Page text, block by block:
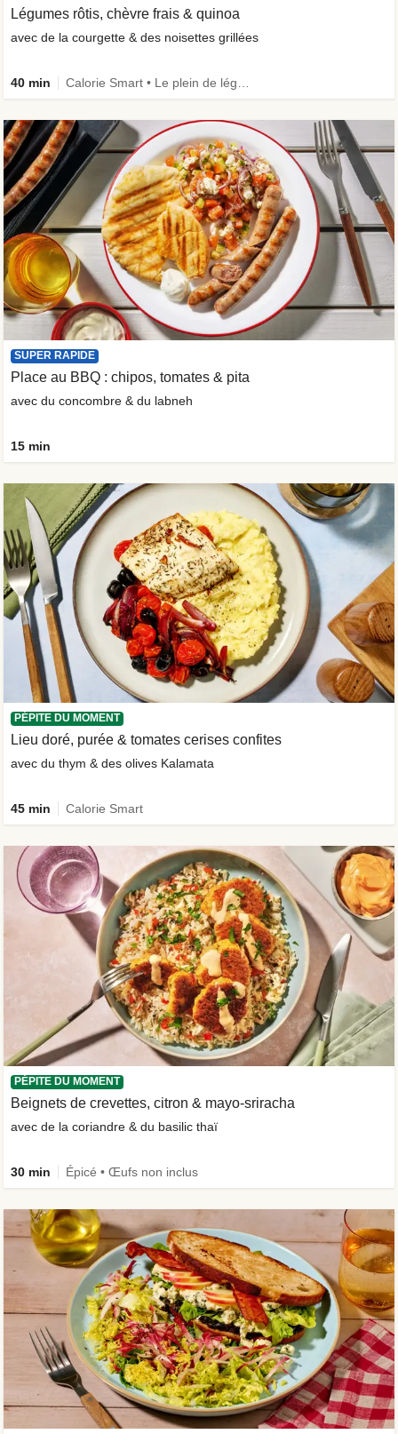
Légumes rôtis, chèvre frais & quinoa
avec de la courgette & des noisettes grillées
40 min
SUPER RAPIDE
Place au BBQ : chipos, tomates & pita
avec du concombre & du labneh
15 min
PÉPITE DU MOMENT
Lieu doré, purée & tomates cerises confites
avec du thym & des olives Kalamata
45 min Calorie Smart
PÉPITE DU MOMENT
Beignets de crevettes, citron & mayo-sriracha
avec de la coriandre & du basilic thaï
30 min Épicé • Œufs non inclus